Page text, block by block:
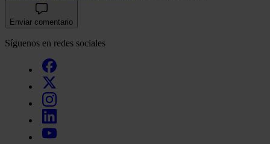
Enviar comentario
Síguenos en redes sociales